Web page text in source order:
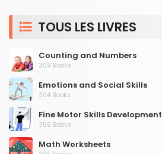
TOUS LES LIVRES
Counting and Numbers
309 Books
Emotions and Social Skills
304 Books
Fine Motor Skills Development
356 Books
Math Worksheets